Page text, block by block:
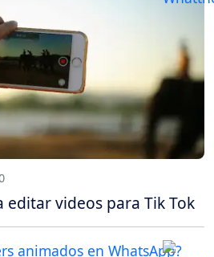
editar videos para Tik Tok